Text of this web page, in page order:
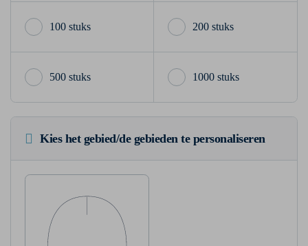
100 stuks 200 stuks
500 stuks 1000 stuks
Kies het gebied/de gebieden te personaliseren